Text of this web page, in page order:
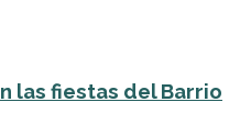
las fiestas del Barrio